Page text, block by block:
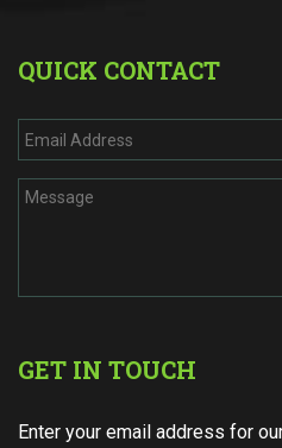
QUICK CONTACT
GET IN TOUCH
Enter your email address for